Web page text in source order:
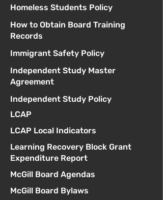
Homeless Students Policy
How to Obtain Board Training
Records
Immigrant Safety Policy
Independent Study Master
Agreement
Independent Study Policy
LCAP
LCAP Local Indicators
Learning Recovery Block Grant
Expenditure Report
McGill Board Agendas
McGill Board Bylaws